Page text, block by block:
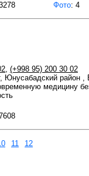
Фото: 4
, (+998 95) 200 30 02
Юнусабадский район
медицину
11 12